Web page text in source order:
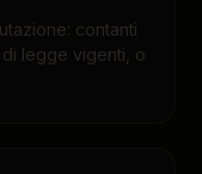
contanti
legge vigenti, o